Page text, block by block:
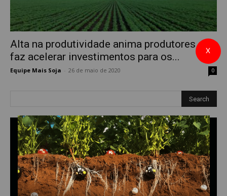
Alta na produtividade anima produtores e
faz acelerar investimentos para os...
Equipe Mais Soja 26 de maio de 2020 0
X